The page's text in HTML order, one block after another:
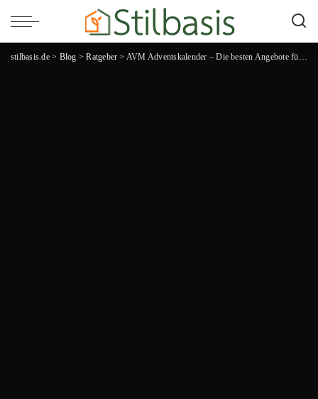
stilbasis.de> Blog >Ratgeber > AVM Adventskalender – Die besten Angebote für 24 Tage voller Technik-Highlights